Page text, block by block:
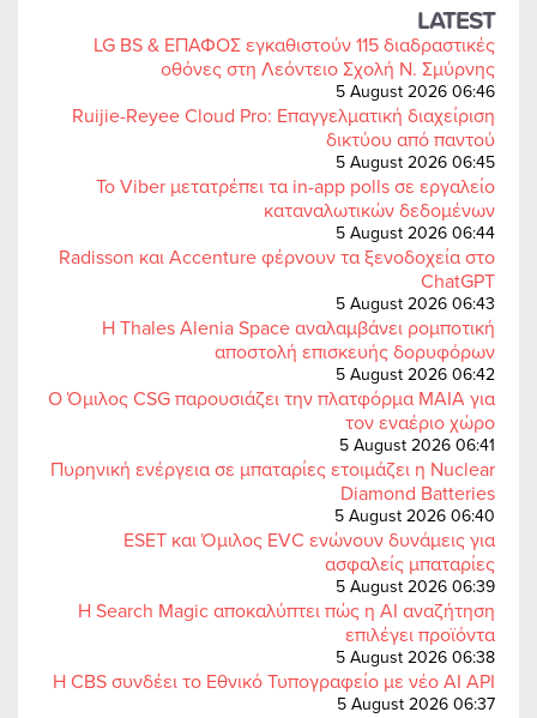
LATEST
LG BS & ΕΠΑΦΟΣ εγκαθιστούν 115 διαδραστικές
οθόνες στη Λεόντειο Σχολή Ν. Σμύρνης
5 August 2026 06:46
Ruijie-Reyee Cloud Pro: Επαγγελματική διαχείριση
δικτύου από παντού
5 August 2026 06:45
Το Viber μετατρέπει τα in-app polls σε εργαλείο
καταναλωτικών δεδομένων
5 August 2026 06:44
Radisson και Accenture φέρνουν τα ξενοδοχεία στο
ChatGPT
5 August 2026 06:43
Η Thales Alenia Space αναλαμβάνει ρομποτική
αποστολή επισκευής δορυφόρων
5 August 2026 06:42
Ο Όμιλος CSG παρουσιάζει την πλατφόρμα MAIA για
τον εναέριο χώρο
5 August 2026 06:41
Πυρηνική ενέργεια σε μπαταρίες ετοιμάζει η Nuclear
Diamond Batteries
5 August 2026 06:40
ESET και Όμιλος EVC ενώνουν δυνάμεις για
ασφαλείς μπαταρίες
5 August 2026 06:39
Η Search Magic αποκαλύπτει πώς η AI αναζήτηση
επιλέγει προϊόντα
5 August 2026 06:38
Η CBS συνδέει το Εθνικό Τυπογραφείο με νέο AI API
5 August 2026 06:37